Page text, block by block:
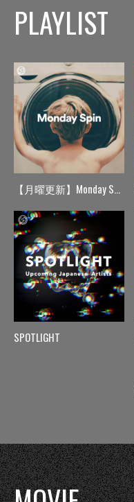
PLAYLIST
【月曜更新】Monday Spin
SPOTLIGHT